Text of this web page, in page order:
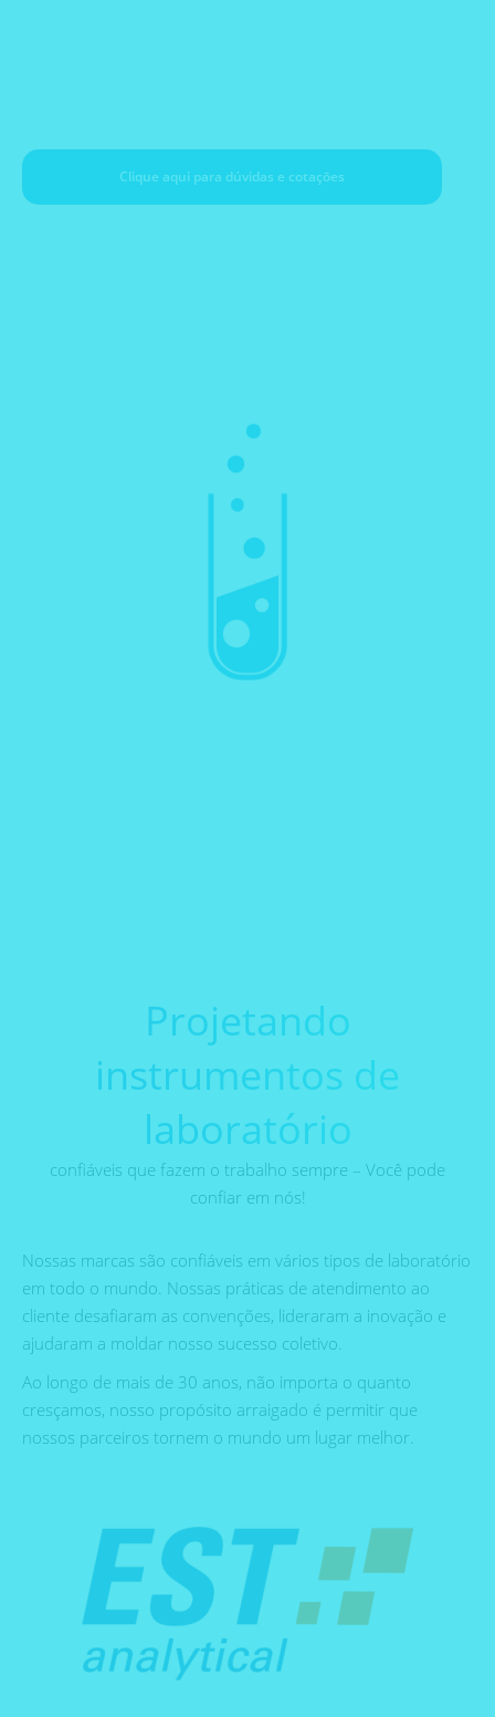
Clique aqui para dúvidas e cotaçōes
Projetando
instrumentos de
laboratório
confiáveis ​​que fazem o trabalho sempre – Você pode
confiar em nós!
Nossas marcas são confiáveis ​​em vários tipos de laboratório
em todo o mundo. Nossas práticas de atendimento ao
cliente desafiaram as convenções, lideraram a inovação e
ajudaram a moldar nosso sucesso coletivo.
Ao longo de mais de 30 anos, não importa o quanto
cresçamos, nosso propósito arraigado é permitir que
nossos parceiros tornem o mundo um lugar melhor.